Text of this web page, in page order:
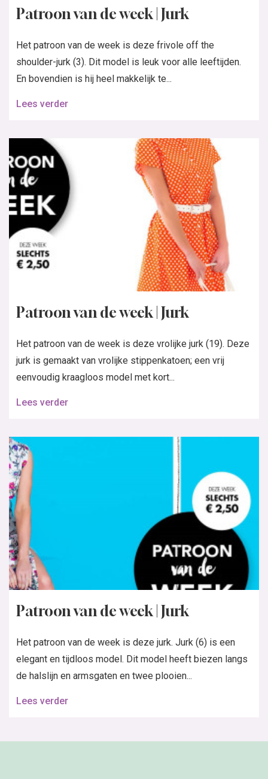
Patroon van de week | Jurk
Het patroon van de week is deze frivole off the
shoulder-jurk (3). Dit model is leuk voor alle leeftijden.
En bovendien is hij heel makkelijk te...
Lees verder
Patroon van de week | Jurk
Het patroon van de week is deze vrolijke jurk (19). Deze
jurk is gemaakt van vrolijke stippenkatoen; een vrij
eenvoudig kraagloos model met kort...
Lees verder
Patroon van de week | Jurk
Het patroon van de week is deze jurk. Jurk (6) is een
elegant en tijdloos model. Dit model heeft biezen langs
de halslijn en armsgaten en twee plooien...
Lees verder